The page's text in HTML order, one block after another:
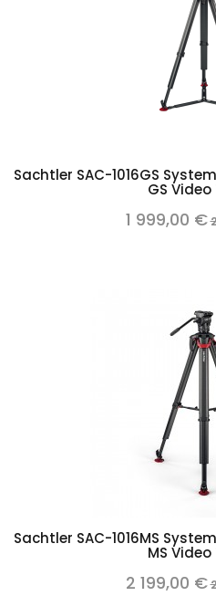
Sachtler SAC-1016GS System
GS
1 999,00 €
Sachtler SAC-1016MS System
MS
2 199,00 €